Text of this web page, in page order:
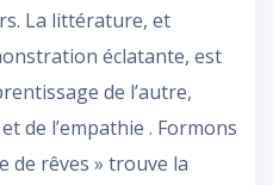
La littérature, et
éclatante, est
de l’autre,
de l’empathie . Formons
de rêves » trouve la